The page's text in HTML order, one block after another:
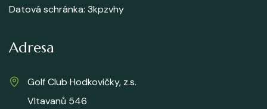
Datová schránka: 3kpzvhy
Adresa
Golf Club Hodkovičky, z.s.
Vltavanů 546